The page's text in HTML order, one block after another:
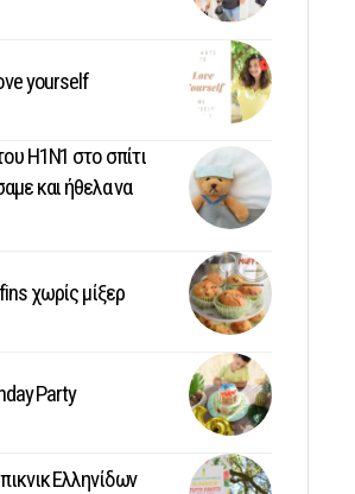
yourself
Η1Ν1 στο σπίτι
και ήθελα να
χωρίς μίξερ
Party
Ελληνίδων